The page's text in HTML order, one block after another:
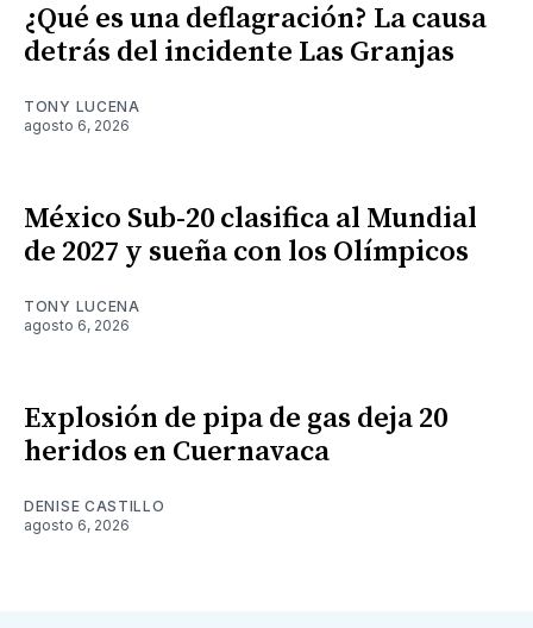
¿Qué es una deflagración? La causa
detrás del incidente Las Granjas
TONY LUCENA
agosto 6, 2026
México Sub-20 clasifica al Mundial
de 2027 y sueña con los Olímpicos
TONY LUCENA
agosto 6, 2026
Explosión de pipa de gas deja 20
heridos en Cuernavaca
DENISE CASTILLO
agosto 6, 2026